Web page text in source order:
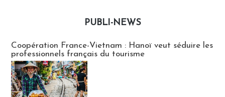
PUBLI-NEWS
Coopération France-Vietnam : Hanoï veut séduire les
professionnels français du tourisme